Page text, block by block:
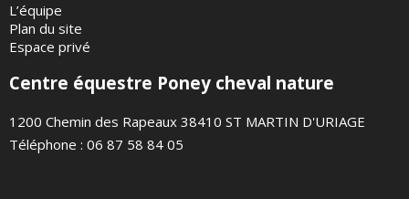
L’équipe
Plan du site
Espace privé
Centre équestre Poney cheval nature
1200 Chemin des Rapeaux 38410 ST MARTIN D'URIAGE
Téléphone : 06 87 58 84 05